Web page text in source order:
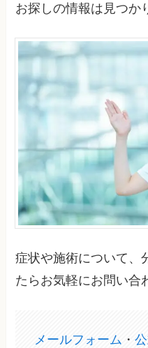
お探しの情報は見つか
症状や施術について、
たらお気軽にお問い合
メールフォーム ・